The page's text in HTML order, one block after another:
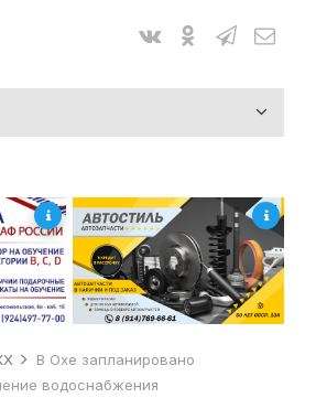
В Охе запланировано
водоснабжения